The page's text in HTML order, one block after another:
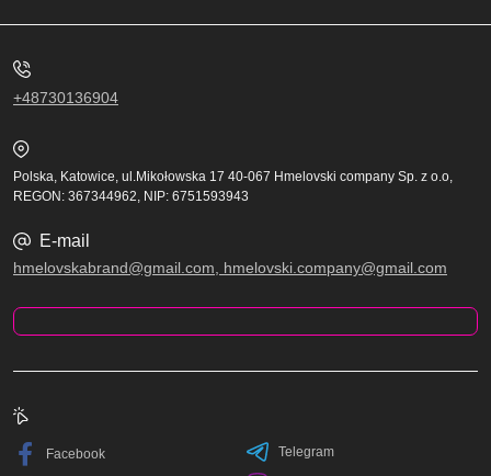
+48730136904
Polska, Katowice, ul.Mikołowska 17 40-067 Hmelovski company Sp. z o.o,
REGON: 367344962, NIP: 6751593943
E-mail
hmelovskabrand@gmail.com, hmelovski.company@gmail.com
Facebook Telegram